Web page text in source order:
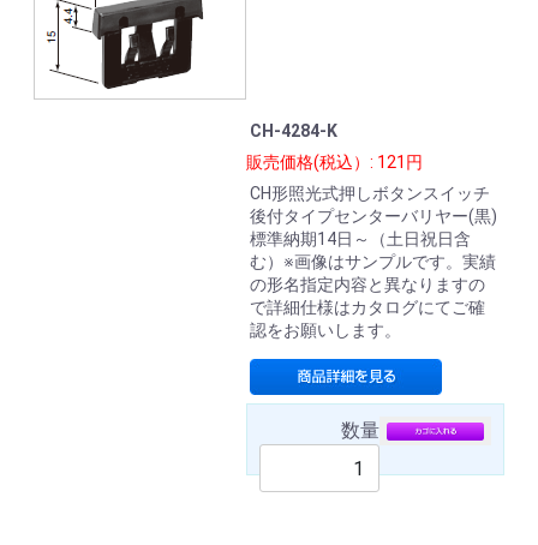
CH-4284-K
販売価格(税込）: 121円
CH形照光式押しボタンスイッチ
後付タイプセンターバリヤー(黒)
標準納期14日～（土日祝日含
む）※画像はサンプルです。実績
の形名指定内容と異なりますの
で詳細仕様はカタログにてご確
認をお願いします。
数量